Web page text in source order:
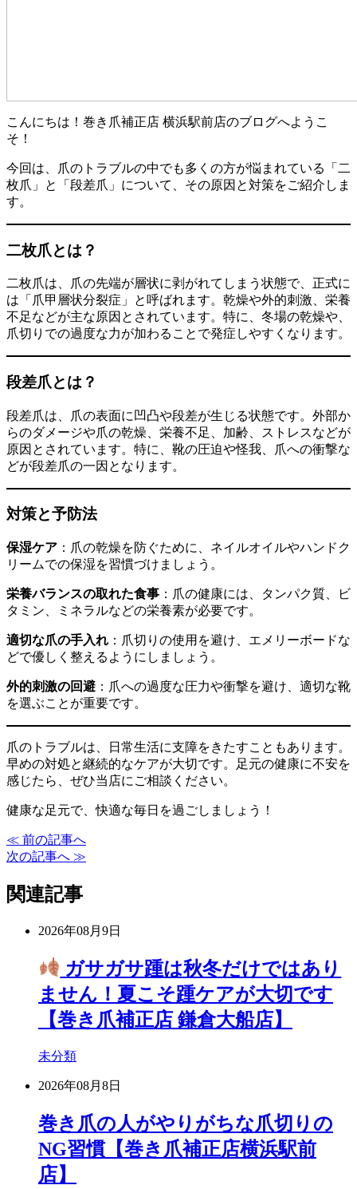
こんにちは！巻き爪補正店 横浜駅前店のブログへようこ
そ！
今回は、爪のトラブルの中でも多くの方が悩まれている「二
枚爪」と「段差爪」について、その原因と対策をご紹介しま
す。
二枚爪とは？
二枚爪は、爪の先端が層状に剥がれてしまう状態で、正式に
は「爪甲層状分裂症」と呼ばれます。​乾燥や外的刺激、栄養
不足などが主な原因とされています。​特に、冬場の乾燥や、
爪切りでの過度な力が加わることで発症しやすくなります。​
段差爪とは？
段差爪は、爪の表面に凹凸や段差が生じる状態です。​外部か
らのダメージや爪の乾燥、栄養不足、加齢、ストレスなどが
原因とされています。​特に、靴の圧迫や怪我、爪への衝撃な
どが段差爪の一因となります。​
対策と予防法
保湿ケア ：​爪の乾燥を防ぐために、ネイルオイルやハンドク
リームでの保湿を習慣づけましょう。​
栄養バランスの取れた食事 ：​爪の健康には、タンパク質、ビ
タミン、ミネラルなどの栄養素が必要です。​
適切な爪の手入れ ：​爪切りの使用を避け、エメリーボードな
どで優しく整えるようにしましょう。​
外的刺激の回避 ：​爪への過度な圧力や衝撃を避け、適切な靴
を選ぶことが重要です。​
爪のトラブルは、日常生活に支障をきたすこともあります。​
早めの対処と継続的なケアが大切です。​足元の健康に不安を
感じたら、ぜひ当店にご相談ください。​
健康な足元で、快適な毎日を過ごしましょう！
≪ 前の記事へ
次の記事へ ≫
関連記事
2026年08月9日
ガサガサ踵は秋冬だけではあり
ません！夏こそ踵ケアが大切です
【巻き爪補正店 鎌倉大船店】
未分類
2026年08月8日
巻き爪の人がやりがちな爪切りの
NG習慣【巻き爪補正店横浜駅前
店】